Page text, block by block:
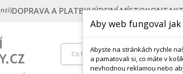
DOPRAVA A PLATBYVÝDEJNÍ MÍSTO
Aby web fungoval
Abyste na stránkách rychle
a pamatovali si, co máte v
nevhodnou reklamou nebo